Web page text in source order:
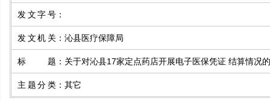
发文字号 ：
发文机关 ： 沁县医疗保障局
标题 ： 关于对沁县17家定点药店开展电子医保凭证 结算情况
主题分类 ： 其它